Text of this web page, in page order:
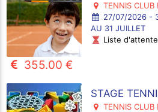
TENNIS CLUB
27/07/2026 -
AU 31 JUILLET
Liste d'attente
355.00 €
STAGE
TENNIS CLUB